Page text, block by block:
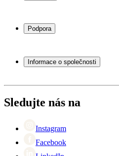
Stojany na víno
Vinný nábytek
Podpora
Servisní případ
Platba
Vrácení
Informace o společnosti
Black Friday
Singles Day
Sledujte nás na
Instagram
Facebook